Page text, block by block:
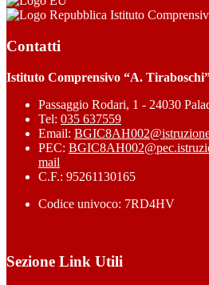
Istituto
Contatti
Istituto Comprensivo “A.
Passaggio Rodari, 1 - 24030
Tel: 035 637559
Email:
PEC:
mail
C.F.: 95261130165
Codice univoco: 7RD4HV
Sezione Link Utili